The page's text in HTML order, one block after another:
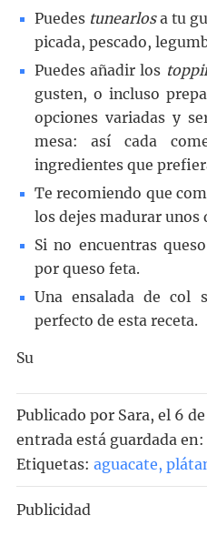
Puedes tunearlosa tu
picada, pescado,
Puedes añadir los
gusten, o incluso
opciones variadas y
mesa: así cada
ingredientes que
Te recomiendo que
los dejes madurar unos
Si no encuentras
por queso feta.
Una ensalada de col
perfecto de esta receta.
Su
Publicado por Sara, el 6
entrada está guardada en:
Etiquetas: aguacate,
Publicidad